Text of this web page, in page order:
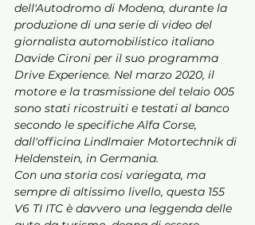
dell'Autodromo di Modena, durante la
produzione di una serie di video del
giornalista automobilistico italiano
Davide Cironi per il suo programma
Drive Experience. Nel marzo 2020, il
motore e la trasmissione del telaio 005
sono stati ricostruiti e testati al banco
secondo le specifiche Alfa Corse,
dall'officina Lindlmaier Motortechnik di
Heldenstein, in Germania.
Con una storia cosi variegata, ma
sempre di altissimo livello, questa 155
V6 TI ITC è davvero una leggenda delle